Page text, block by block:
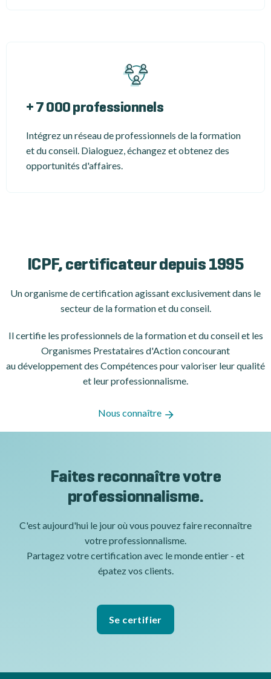
+ 7 000 professionnels
Intégrez un réseau de professionnels de la formation
et du conseil. Dialoguez, échangez et obtenez des
opportunités d'affaires.
ICPF, certificateur depuis 1995
Un organisme de certificationagissant exclusivement dans le
secteur de la formation et du conseil.
Il certifie les professionnels de la formation et du conseil et les
Organismes Prestataires d'Action concourant
au développement des Compétences pour valoriser leur qualité
et leur professionnalisme.
Nous connaître
Faites reconnaître votre
professionnalisme.
C'est aujourd'hui le jour où vous pouvez faire reconnaître
votre professionnalisme.
Partagez votre certification avec le monde entier - et
épatez vos clients.
Se certifier